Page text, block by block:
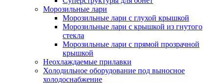
Морозильные лари
Морозильные лари с глухой крышкой
Морозильные лари с крышкой из гнутого
стекла
Морозильные лари с прямой прозрачной
крышкой
Неохлаждаемые прилавки
Холодильное оборудование под выносное
холодоснабжение